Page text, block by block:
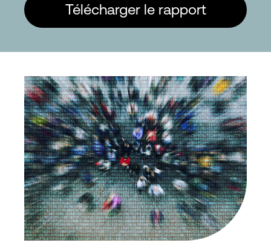
Télécharger le rapport